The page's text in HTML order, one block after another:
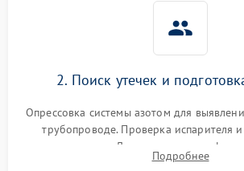
2. Поиск утечек и
Опрессовка системы азотом для
трубопроводе. Проверка испарителя
течеискателем. Демонтаж старого
продувка капиллярной трубки для
Подробнее